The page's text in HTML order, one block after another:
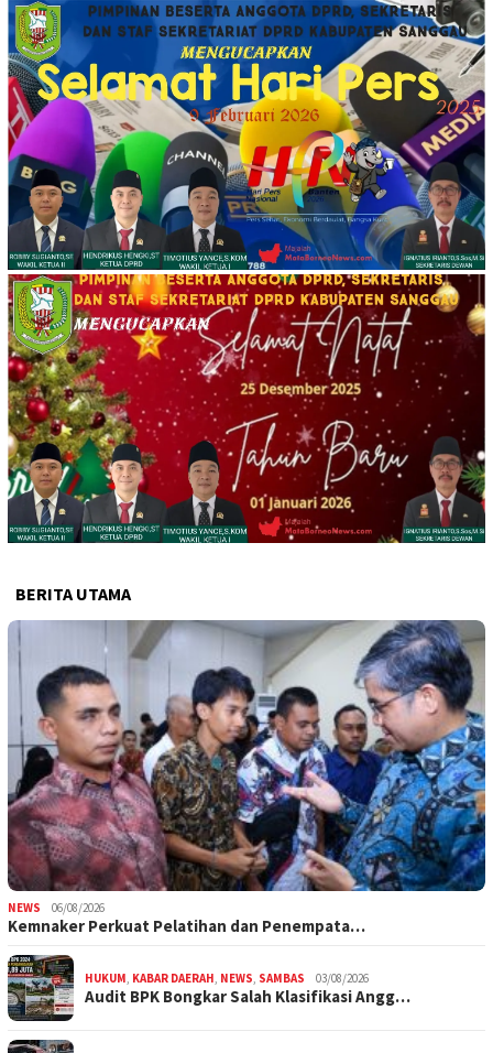
BERITA UTAMA
NEWS 06/08/2026
Kemnaker Perkuat Pelatihan dan Penempata…
HUKUM KABAR DAERAH NEWS SAMBAS 03/08/2026
Audit BPK Bongkar Salah Klasifikasi Angg…